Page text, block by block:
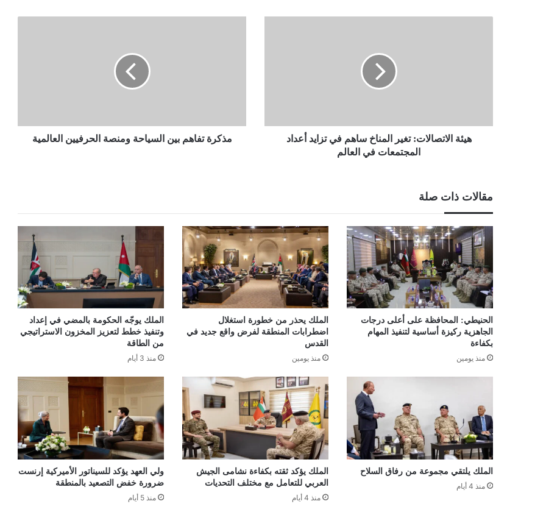
المجتمعات
هيئة الاتصالات: تغير المناخ ساهم في تزايد أعداد
المجتمعات في العالم
مذكرة تفاهم بين السياحة ومنصة الحرفيين العالمية
مقالات ذات صلة
الحنيطي: المحافظة على أعلى درجات
الجاهزية ركيزة أساسية لتنفيذ المهام
بكفاءة
منذ يومين
الملك يحذر من خطورة استغلال
اضطرابات المنطقة لفرض واقع جديد في
القدس
منذ يومين
الملك يوجّه الحكومة بالمضي في إعداد
وتنفيذ خطط لتعزيز المخزون الاستراتيجي
من الطاقة
منذ 3 أيام
الملك يلتقي مجموعة من رفاق السلاح
منذ 4 أيام
الملك يؤكد ثقته بكفاءة نشامى الجيش
العربي للتعامل مع مختلف التحديات
منذ 4 أيام
ولي العهد يؤكد للسيناتور الأميركية إرنست
ضرورة خفض التصعيد بالمنطقة
منذ 5 أيام